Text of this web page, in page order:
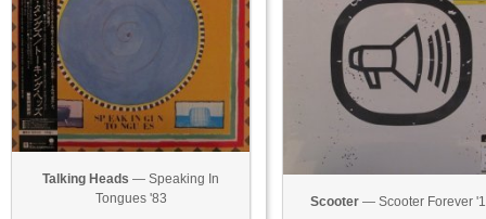
Talking Heads — Speaking In
Tongues '83
Scooter — Scooter Forever